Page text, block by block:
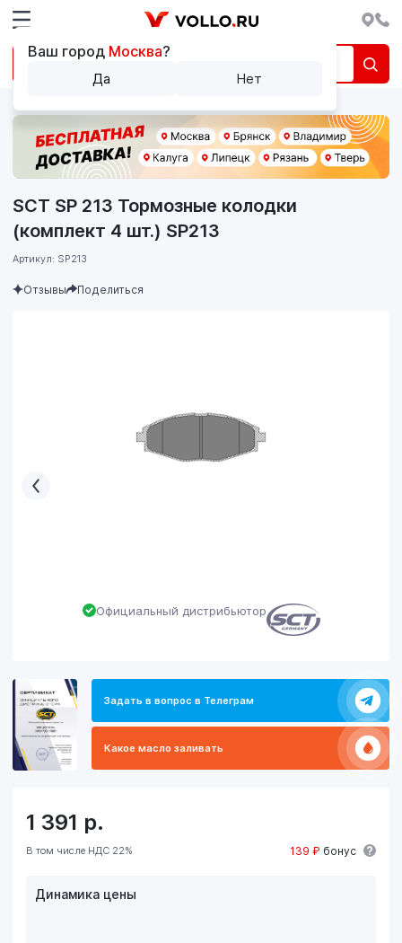
Официальный дистрибьютор
Задать в вопрос в Телеграм
Какое масло заливать
SCT SP 213 Тормозные колодки
(комплект 4 шт.) SP213
Артикул: SP213
Отзывы Поделиться
1 391 р.
В том числе НДС 22% 139 ₽ бонус
Динамика цены
Ваш город Москва?
Да Нет